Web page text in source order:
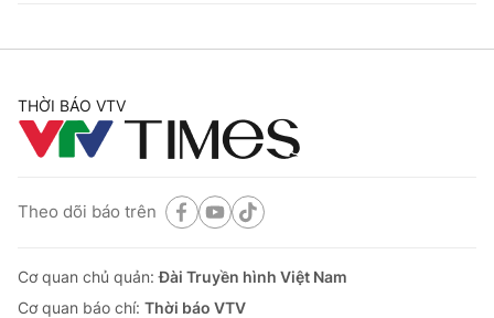
THỜI BÁO VTV
Theo dõi báo trên
Cơ quan chủ quản:Đài Truyền hình Việt Nam
Cơ quan báo chí: Thời báo VTV